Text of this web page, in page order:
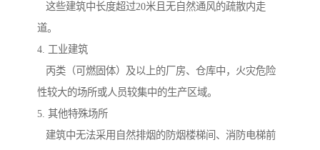
这些建筑中长度超过20米且无自然通风的疏散内走
道。
4. 工业建筑
丙类（可燃固体）及以上的厂房、仓库中，火灾危险
性较大的场所或人员较集中的生产区域。
5. 其他特殊场所
建筑中无法采用自然排烟的防烟楼梯间、消防电梯前